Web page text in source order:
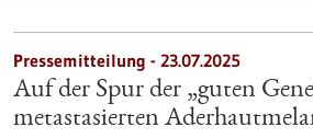
Pressemitteilung - 23.07.2025
Auf der Spur der „guten
metastasierten